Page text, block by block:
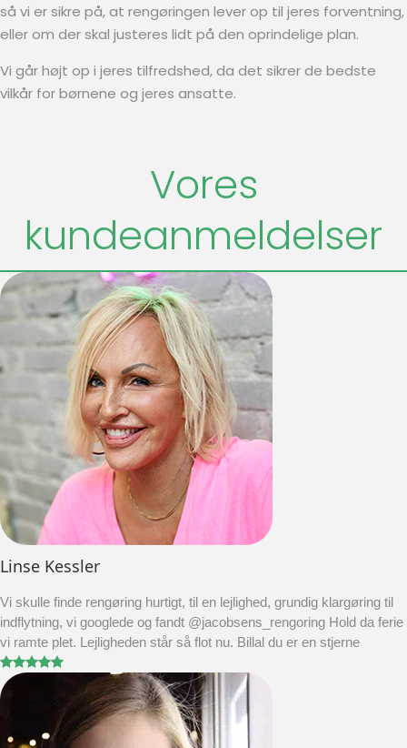
så vi er sikre på, at rengøringen lever op til jeres forventning,
eller om der skal justeres lidt på den oprindelige plan.
Vi går højt op i jeres tilfredshed, da det sikrer de bedste
vilkår for børnene og jeres ansatte.
Vores
kundeanmeldelser
Linse Kessler
Vi skulle finde rengøring hurtigt, til en lejlighed, grundig klargøring til
indflytning, vi googlede og fandt @jacobsens_rengoring Hold da ferie
vi ramte plet. Lejligheden står så flot nu. Billal du er en stjerne